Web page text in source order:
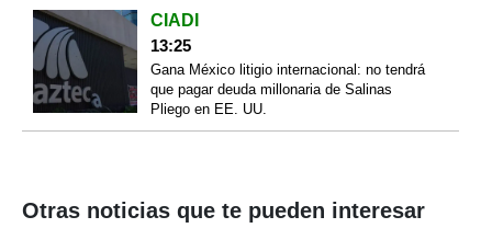
CIADI
13:25
Gana México litigio internacional: no tendrá
que pagar deuda millonaria de Salinas
Pliego en EE. UU.
Otras noticias que te pueden interesar